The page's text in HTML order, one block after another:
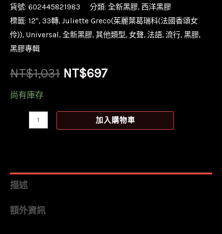
貨號: 602445821983 分類: 全新黑膠, 西洋黑膠
標籤: 12'', 33轉, Juliette Greco(茱麗葉葛瑞科(法國香頌女
伶)), Universal, 全新黑膠, 其他類型, 女聲, 法語, 流行, 黑膠,
黑膠專輯
NT$1,031 原
NT$697目
價
尚有庫存
茱
葉
加入購物車
描述
額外資訊